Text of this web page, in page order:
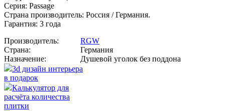
Серия: Passage
Страна производитель: Россия / Германия.
Гарантия: 3 года
Производитель:
RGW
Страна:
Германия
Назначение:
Душевой уголок без поддона
3d дизайн интерьера
в подарок
Калькулятор для
расчёта количества
плитки